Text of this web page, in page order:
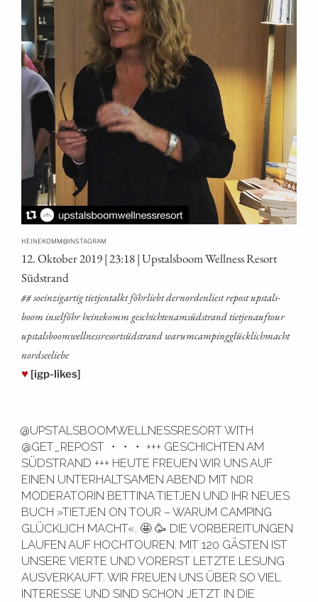
HEINEKOMM@INSTAGRAM
12. Okto­ber 2019 | 23:18 | Ups­tals­boom Well­ness Resort
Südstrand
## soein­zig­ar­tig tiet­jen­talkt föhr­liebt dern­or­den­liest repost ups­tals­
boom insel­föhr hei­ne­komm geschich­tenam­süd­strand tiet­je­na­uf­tour
ups­tals­boom­well­ness­re­sort­süd­strand war­um­cam­ping­glück­lich­macht
nordseeliebe
♥ [igp-likes]
@UPSTALSBOOMWELLNESSRESORT WITH
@GET_REPOST ・・・ +++ GESCHICHTEN AM
SÜDSTRAND +++ HEUTE FREUEN WIR UNS AUF
EINEN UNTERHALTSAMEN ABEND MIT NDR
MODERATORIN BETTINA TIETJEN UND IHR NEUES
BUCH »TIETJEN ON TOUR – WARUM CAMPING
GLÜCKLICH MACHT«. 🤩 🥳 DIE VORBEREITUNGEN
LAUFEN AUF HOCHTOUREN. MIT 120 GÄSTEN IST
UNSERE VIERTE UND VORERST LETZTE LESUNG
AUSVERKAUFT. WIR FREUEN UNS ÜBER SO VIEL
INTERESSE UND SIND SCHON JETZT IN DIE